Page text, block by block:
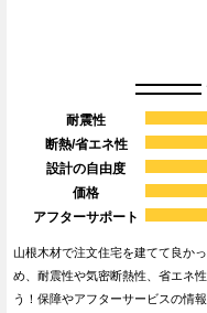
耐震性
断熱/省エネ性
設計の自由度
価格
アフターサポート
山根木材で注文住宅を建てて良か
め、耐震性や気密断熱性、省エネ
う！保障やアフターサービスの情